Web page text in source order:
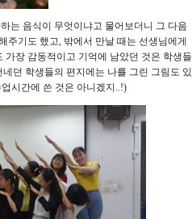
는 음식이 무엇이냐고 물어보더니 그 다음
주기도 했고, 밖에서 만날 때는 선생님에게
가장 감동적이고 기억에 남았던 것은 학생들
던 학생들의 편지에는 나를 그린 그림도 있
시간에 쓴 것은 아니겠지 ..!)